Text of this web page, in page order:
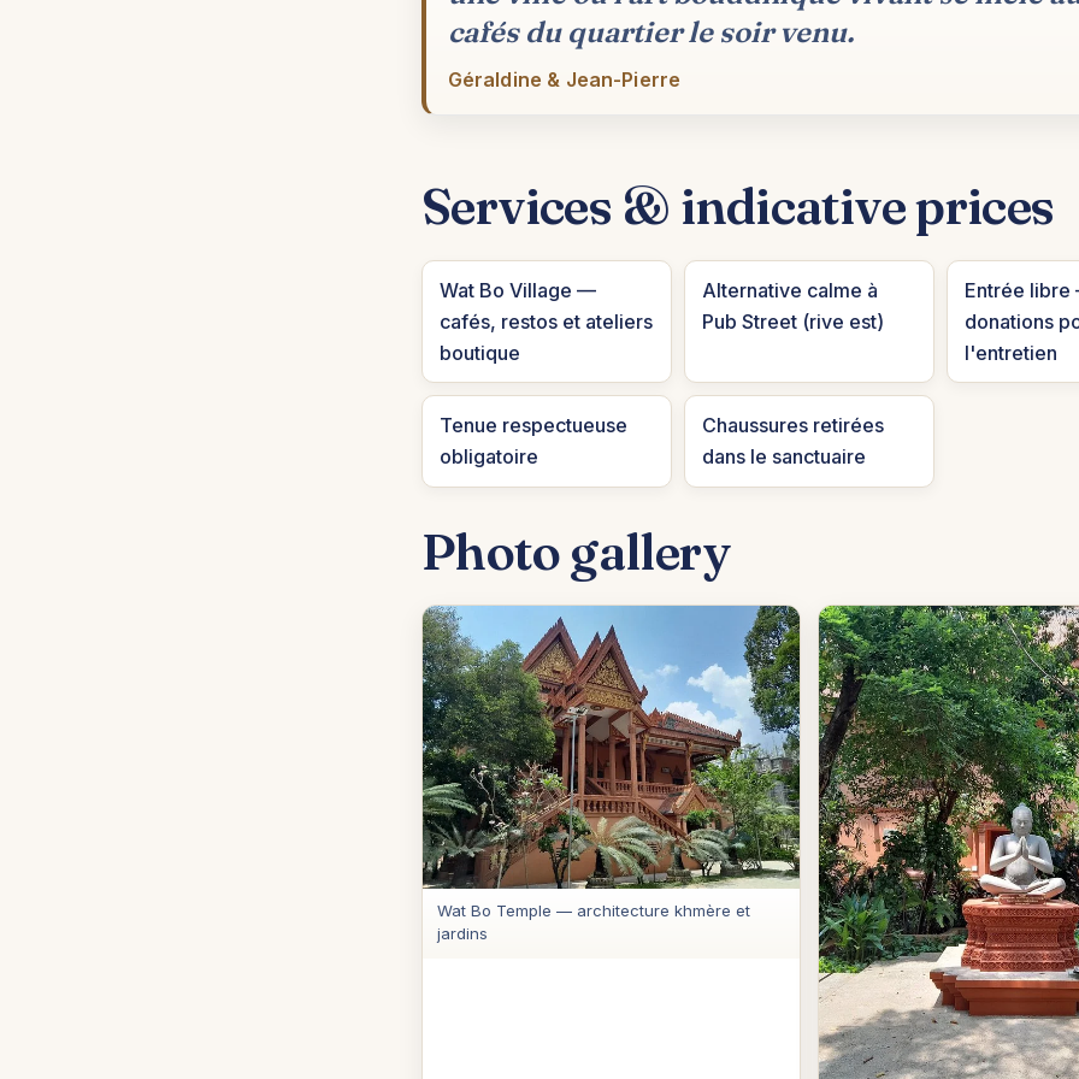
cafés du quartier le soir venu.
Géraldine & Jean-Pierre
Services & indicative prices
Wat Bo Village —
cafés, restos et ateliers
boutique
Alternative calme à
Pub Street (rive est)
Entrée
donations
l'entretien
Tenue respectueuse
obligatoire
Chaussures retirées
dans le sanctuaire
Photo gallery
Wat Bo Temple — architecture khmère et
jardins